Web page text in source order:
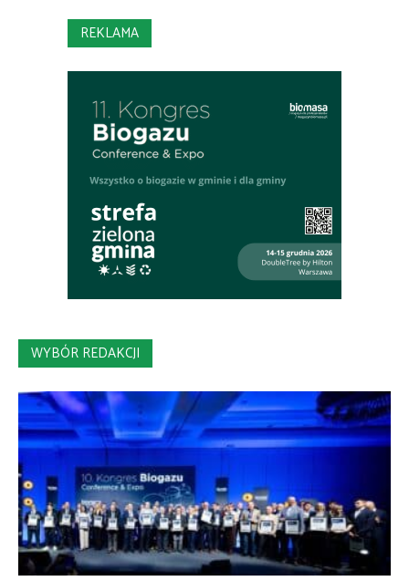
REKLAMA
WYBÓR REDAKCJI